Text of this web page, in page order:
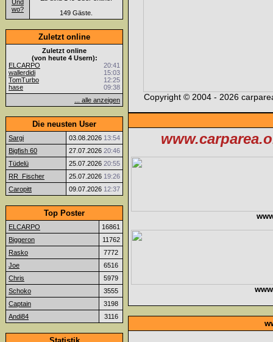
Und
wo?
149 Gäste.
Zuletzt online
Zuletzt online
(von heute 4 Usern):
ELCARPO
20:41
wallerdidi
15:03
TomTurbo
12:25
hase
09:38
... alle anzeigen
Die neusten User
Sargi 03.08.2026 13:54
Bigfish 60
27.07.2026 20:46
Tüdelü
25.07.2026 20:55
RR_Fischer
25.07.2026 19:26
Caropitt
09.07.2026 12:37
Top Poster
ELCARPO
16861
Biggeron
11762
Rasko
7772
Joe
6516
Chris
5979
Schoko
3555
Captain
3198
Andi84
3116
Copyright © 2004 - 2026